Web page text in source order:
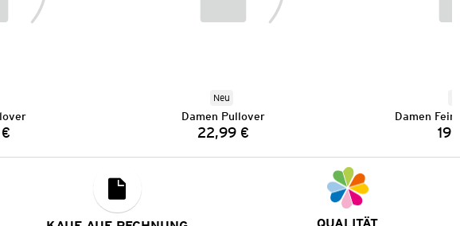
Neu
Damen Pullover
Preis:
22,99 €
Damen